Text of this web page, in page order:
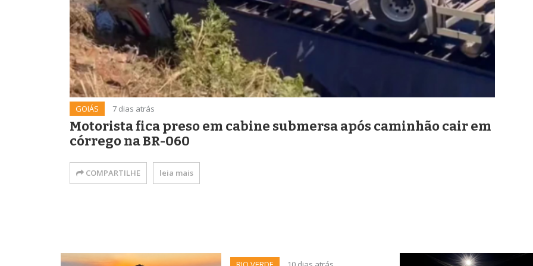
GOIÁS 7 dias atrás
Motorista fica preso em cabine submersa após caminhão cair em
córrego na BR-060
COMPARTILHE leia mais